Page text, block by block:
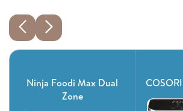
Ninja Foodi Max Dual
Zone